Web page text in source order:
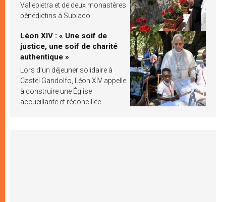
Vallepietra et de deux monastères
bénédictins à Subiaco
Léon XIV : « Une soif de
justice, une soif de charité
authentique »
Lors d’un déjeuner solidaire à
Castel Gandolfo, Léon XIV appelle
à construire une Église
accueillante et réconciliée